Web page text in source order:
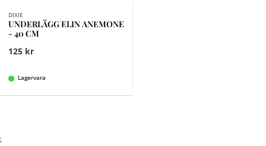
DIXIE
UNDERLÄGG ELIN ANEMONE
- 40 CM
125 kr
Lagervara
;